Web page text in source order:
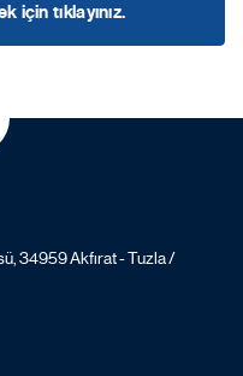
için tıklayınız.
34959 Akfırat - Tuzla /